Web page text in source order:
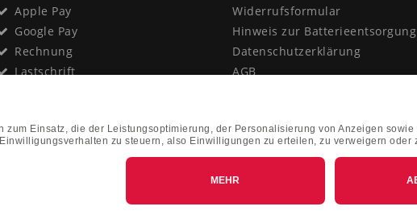
Apple Pay
Google Pay
Rechnung
Lastschrift
Nachnahme
Widerrufsformular
Hinweis zur Batterieentsorgung
Datenschutzerklärung
AGB
Vertrag widerrufen